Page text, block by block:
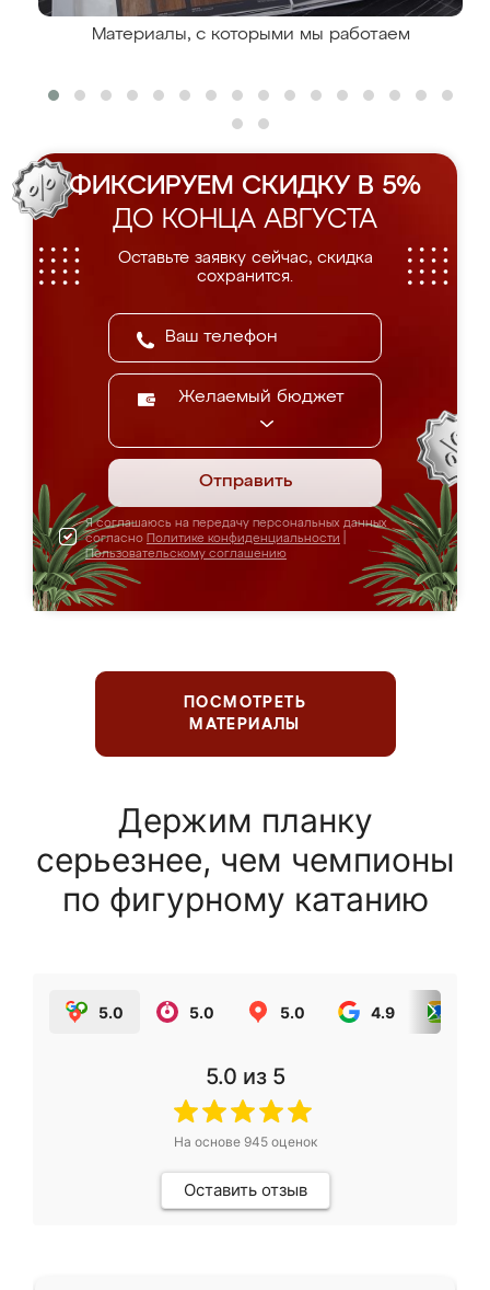
Материалы, с которыми мы работаем
ФИКСИРУЕМ СКИДКУ В 5%
ДО КОНЦА АВГУСТА
Оставьте заявку сейчас, скидка
сохранится.
Желаемый бюджет
Отправить
Я соглашаюсь на передачу персональных данных
согласно Политике конфиденциальности
Пользовательскому соглашению
ПОСМОТРЕТЬ
МАТЕРИАЛЫ
Держим планку
серьезнее, чем чемпионы
по фигурному катанию
5.0 5.0 5.0 4.9
5.0 из 5
На основе 945оценок
Оставить отзыв